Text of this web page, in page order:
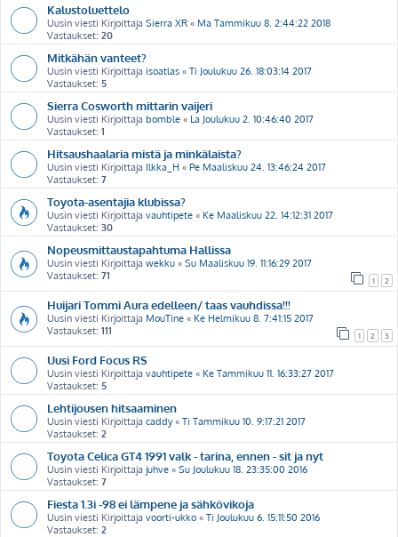
Kalustoluettelo
Uusin viesti Kirjoittaja Sierra XR « Ma Tammikuu 8. 2:44:22 2018
Vastaukset: 20
Mitkähän vanteet?
Uusin viesti Kirjoittaja isoatlas « Ti Joulukuu 26. 18:03:14 2017
Vastaukset: 5
Sierra Cosworth mittarin vaijeri
Uusin viesti Kirjoittaja bomble « La Joulukuu 2. 10:46:40 2017
Vastaukset: 1
Hitsaushaalaria mistä ja minkälaista?
Uusin viesti Kirjoittaja Ilkka_H « Pe Maaliskuu 24. 13:46:24 2017
Vastaukset: 7
Toyota-asentajia klubissa?
Uusin viesti Kirjoittaja vauhtipete « Ke Maaliskuu 22. 14:12:31 2017
Vastaukset: 30
Nopeusmittaustapahtuma Hallissa
Uusin viesti Kirjoittaja wekku « Su Maaliskuu 19. 11:16:29 2017
Vastaukset: 71 1 2
Huijari Tommi Aura edelleen/ taas vauhdissa!!!
Uusin viesti Kirjoittaja MouTine « Ke Helmikuu 8. 7:41:15 2017
Vastaukset: 111 1 2 3
Uusi Ford Focus RS
Uusin viesti Kirjoittaja vauhtipete « Ke Tammikuu 11. 16:33:27 2017
Vastaukset: 5
Lehtijousen hitsaaminen
Uusin viesti Kirjoittaja caddy« Ti Tammikuu 10. 9:17:21 2017
Vastaukset: 2
Toyota Celica GT4 1991 valk - tarina, ennen - sit ja nyt
Uusin viesti Kirjoittaja juhve « Su Joulukuu 18. 23:35:00 2016
Vastaukset: 7
Fiesta 1.3i -98 ei lämpene ja sähkövikoja
Uusin viesti Kirjoittaja voorti-ukko « Ti Joulukuu 6. 15:11:50 2016
Vastaukset: 2